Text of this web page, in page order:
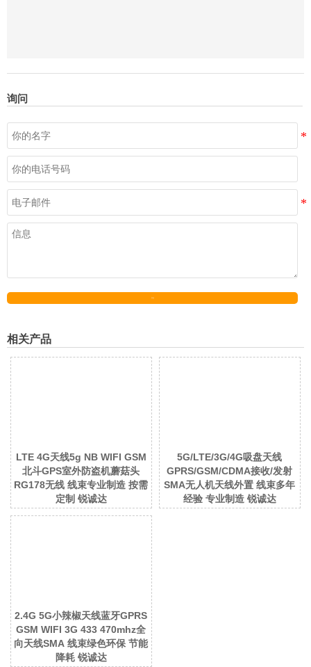
询问
相关产品
LTE 4G天线5g NB WIFI GSM
北斗GPS室外防盗机蘑菇头
RG178无线 线束专业制造 按需
定制 锐诚达
5G/LTE/3G/4G吸盘天线
GPRS/GSM/CDMA接收/发射
SMA无人机天线外置 线束多年
经验 专业制造 锐诚达
2.4G 5G小辣椒天线蓝牙GPRS
GSM WIFI 3G 433 470mhz全
向天线SMA 线束绿色环保 节能
降耗 锐诚达